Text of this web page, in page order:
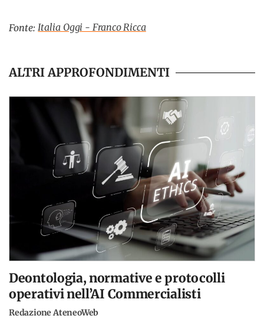
Fonte: Italia Oggi - Franco Ricca
ALTRI APPROFONDIMENTI
Deontologia, normative e protocolli
operativi nell’AI Commercialisti
Redazione AteneoWeb